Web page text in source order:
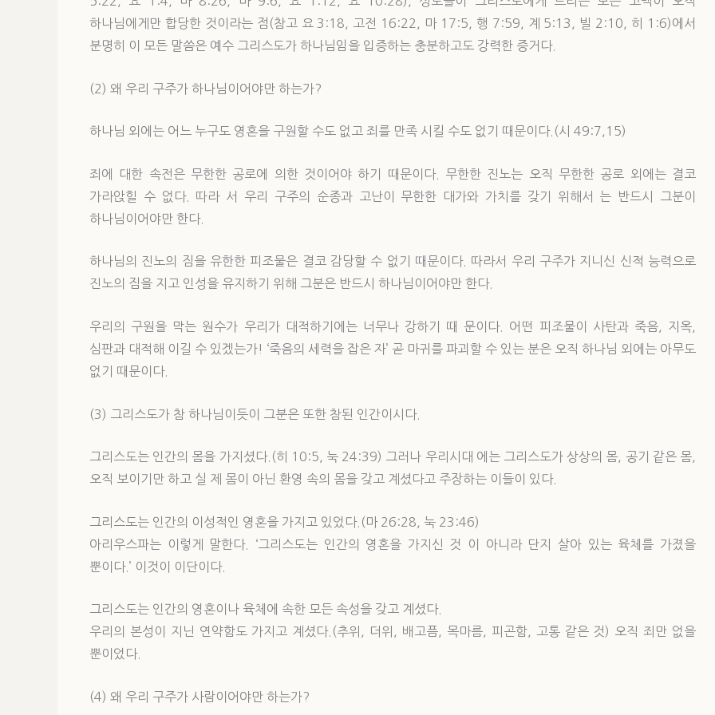
하나님에게만 합당한 것이라는 점(참고 요 3:18, 고전 16:22, 마 17:5, 행 7:59, 계 5:13, 빌 2:10, 히 1:6)에서
분명히 이 모든 말씀은 예수 그리스도가 하나님임을 입증하는 충분하고도 강력한 증거다.
(2) 왜 우리 구주가 하나님이어야만 하는가?
하나님 외에는 어느 누구도 영혼을 구원할 수도 없고 죄를 만족 시킬 수도 없기 때문이다.(시 49:7,15)
죄에 대한 속전은 무한한 공로에 의한 것이어야 하기 때문이다. 무한한 진노는 오직 무한한 공로 외에는 결코
가라앉힐 수 없다. 따라 서 우리 구주의 순종과 고난이 무한한 대가와 가치를 갖기 위해서 는 반드시 그분이
하나님이어야만 한다.
하나님의 진노의 짐을 유한한 피조물은 결코 감당할 수 없기 때문이다. 따라서 우리 구주가 지니신 신적 능력으로
진노의 짐을 지고 인성을 유지하기 위해 그분은 반드시 하나님이어야만 한다.
우리의 구원을 막는 원수가 우리가 대적하기에는 너무나 강하기 때 문이다. 어떤 피조물이 사탄과 죽음, 지옥,
심판과 대적해 이길 수 있겠는가! ‘죽음의 세력을 잡은 자’ 곧 마귀를 파괴할 수 있는 분은 오직 하나님 외에는 아무도
없기 때문이다.
(3) 그리스도가 참 하나님이듯이 그분은 또한 참된 인간이시다.
그리스도는 인간의 몸을 가지셨다.(히 10:5, 눅 24:39) 그러나 우리시대 에는 그리스도가 상상의 몸, 공기 같은 몸,
오직 보이기만 하고 실 제 몸이 아닌 환영 속의 몸을 갖고 계셨다고 주장하는 이들이 있다.
그리스도는 인간의 이성적인 영혼을 가지고 있었다.(마 26:28, 눅 23:46)
아리우스파는 이렇게 말한다. ‘그리스도는 인간의 영혼을 가지신 것 이 아니라 단지 살아 있는 육체를 가졌을
뿐이다.’ 이것이 이단이다.
그리스도는 인간의 영혼이나 육체에 속한 모든 속성을 갖고 계셨다.
우리의 본성이 지닌 연약함도 가지고 계셨다.(추위, 더위, 배고픔, 목마름, 피곤함, 고통 같은 것) 오직 죄만 없을
뿐이었다.
(4) 왜 우리 구주가 사람이어야만 하는가?